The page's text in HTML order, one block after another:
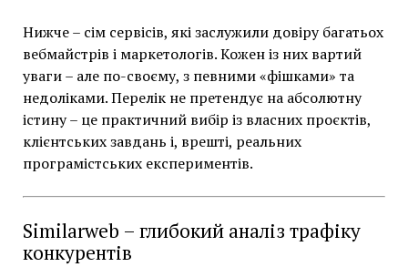
Нижче – сім сервісів, які заслужили довіру багатьох
вебмайстрів і маркетологів. Кожен із них вартий
уваги – але по-своєму, з певними «фішками» та
недоліками. Перелік не претендує на абсолютну
істину – це практичний вибір із власних проєктів,
клієнтських завдань і, врешті, реальних
програмістських експериментів.
Similarweb – глибокий аналіз трафіку
конкурентів